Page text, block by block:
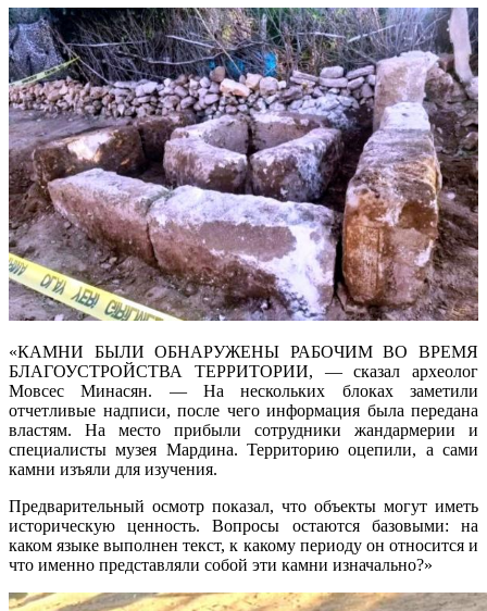
«КАМНИ БЫЛИ ОБНАРУЖЕНЫ РАБОЧИМ ВО ВРЕМЯ
БЛАГОУСТРОЙСТВА ТЕРРИТОРИИ, — сказал археолог
Мовсес Минасян. — На нескольких блоках заметили
отчетливые надписи, после чего информация была передана
властям. На место прибыли сотрудники жандармерии и
специалисты музея Мардина. Территорию оцепили, а сами
камни изъяли для изучения.
Предварительный осмотр показал, что объекты могут иметь
историческую ценность. Вопросы остаются базовыми: на
каком языке выполнен текст, к какому периоду он относится и
что именно представляли собой эти камни изначально?»